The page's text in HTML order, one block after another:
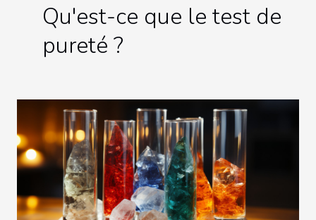
Qu'est-ce que le test de
pureté ?